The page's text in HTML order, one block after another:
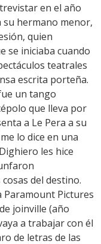
en el año
su hermano menor,
quien
se iniciaba cuando
teatrales
escrita porteña.
un tango
que lleva por
a Le Pera a su
lo dice en una
les hice
del destino.
Paramount Pictures
joinville (año
a trabajar con él
de letras de las